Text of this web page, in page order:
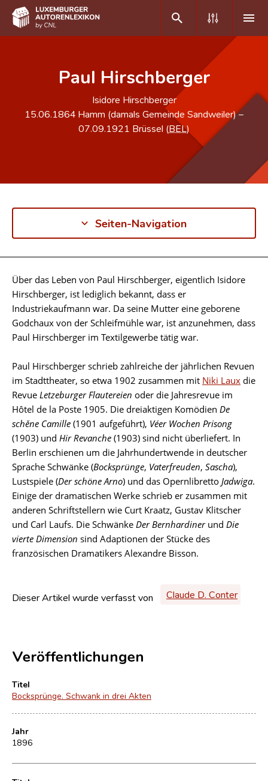
FR
Home
Autor(inn)en A-Z
Häufige Fragen und Antworten
CNL
Forschungsgruppe
Kontakt
Paul Hirschberger
Isidore Hirschberger
15.06.1864 Hamm (damals Gemeinde Sandweiler)–
07.09.1921 Brüssel (BEL)
Seiten-Navigation
Biographie
Über das Leben von Paul Hirschberger, eigentlich Isidore
Hirschberger, ist lediglich bekannt, dass er
Industriekaufmann war. Da seine Mutter eine geborene
Godchaux von der Schleifmühle war, ist anzunehmen, dass
Paul Hirschberger im Textilgewerbe tätig war.
Paul Hirschberger schrieb zahlreiche der jährlichen Revuen
im Stadttheater, so etwa 1902 zusammen mit Niki Laux die
Revue Letzeburger Flautereien oder die Jahresrevue im
Hôtel de la Poste 1905. Die dreiaktigen Komödien De
schěne Camille (1901 aufgeführt), Véer Wochen Prisong
(1903) und Hir Revanche (1903) sind nicht überliefert. In
Berlin erschienen um die Jahrhundertwende in deutscher
Sprache Schwänke (Bocksprünge, Vaterfreuden, Sascha),
Lustspiele (Der schöne Arno) und das Opernlibretto Jadwiga.
Einige der dramatischen Werke schrieb er zusammen mit
anderen Schriftstellern wie Curt Kraatz, Gustav Klitscher
und Carl Laufs. Die Schwänke Der Bernhardinerund Die
vierte Dimension sind Adaptionen der Stücke des
französischen Dramatikers Alexandre Bisson.
Dieser Artikel wurde verfasst von Claude D. Conter
Veröffentlichungen
Titel
Bocksprünge. Schwank in drei Akten
Jahr
1896